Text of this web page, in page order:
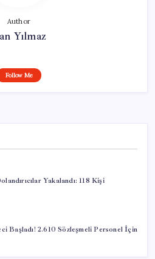
Author
Yılmaz
Follow Me
Yakalandı: 118 Kişi
Başladı! 2.610 Sözleşmeli Personel İçin